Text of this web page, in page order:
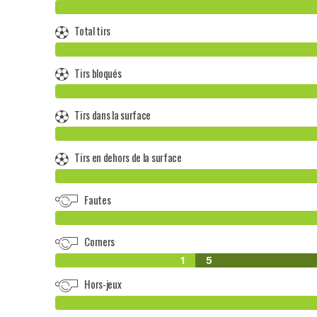
Total tirs
Tirs bloqués
Tirs dans la surface
Tirs en dehors de la surface
Fautes
Corners
1 5
Hors-jeux